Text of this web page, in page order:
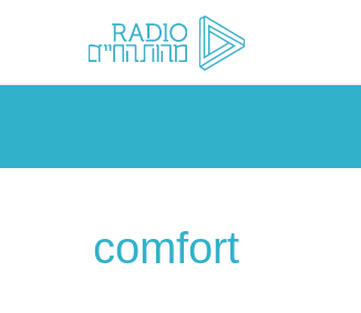
comfort